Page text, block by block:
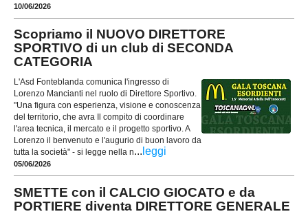
10/06/2026
Scopriamo il NUOVO DIRETTORE
SPORTIVO di un club di SECONDA
CATEGORIA
L'Asd Fonteblanda comunica l'ingresso di
Lorenzo Mancianti nel ruolo di Direttore Sportivo.
"Una figura con esperienza, visione e conoscenza
del territorio, che avra Il compito di coordinare
l'area tecnica, il mercato e il progetto sportivo. A
Lorenzo il benvenuto e l'augurio di buon lavoro da
tutta la società" - si legge nella n... leggi
05/06/2026
SMETTE con il CALCIO GIOCATO e da
PORTIERE diventa DIRETTORE GENERALE